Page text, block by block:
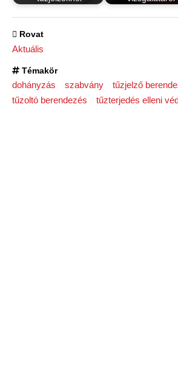
Rovat
Aktuális
Témakör
dohányzás szabvány
tűzjelző
tűzoltó berendezés
tűzterjedés elleni